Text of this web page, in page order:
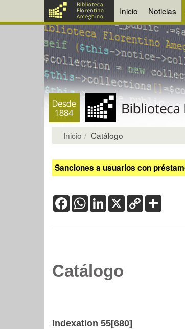
Inicio Noticias
Inicio Catálogo
Sanciones a usuarios con
FacebookWhatsApp
LinkedIn
X Copy
Link
Catálogo
Indexation 55[680]